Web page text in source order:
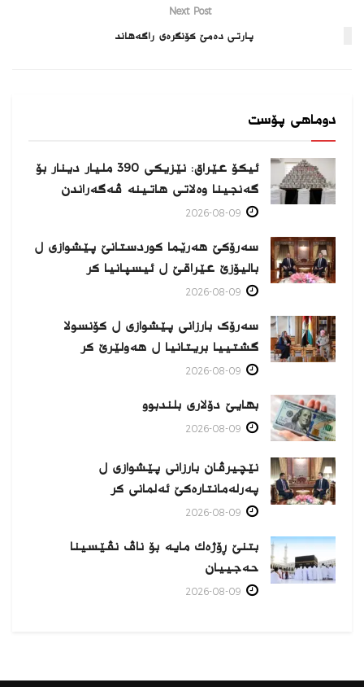
Next Post
پارتی ده‌مێ كۆنگره‌ی راگه‌هاند
دوماهی پۆست
ئیکۆ عێراق: نێزیکی 390 ملیار دینار بۆ
گەنجینا وەلاتی هاتینە ڤەگەراندن
سەرۆکێ هەرێما کوردستانێ پێشوازی ل
بالیۆزێ عێراقێ ل ئیسپانیا كر
سەرۆک بارزانی پێشوازی ل کۆنسولا
گشتییا بریتانیا ل هەولێرێ كر
بهایێ دۆلاری بلندبوو
نێچیرڤان بارزانی پێشوازی ل
پەرلەمانتارەكێ ئەلمانی كر
بتنێ ڕۆژەك مایە بۆ ناڤ نڤێسینا
حەجییان